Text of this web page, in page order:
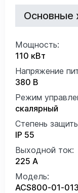
Основные
Мощность:
110 кВт
Напряжение
380 В
Режим
скалярный
Степень
IP 55
Выходной ток:
225 А
Модель:
ACS800-01-